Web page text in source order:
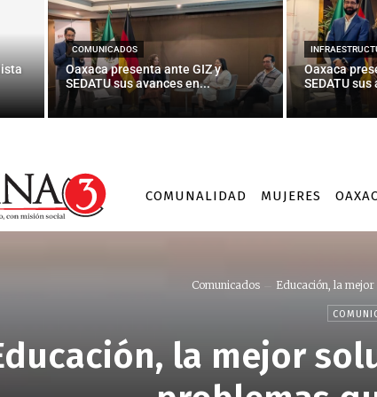
COMUNICADOS
Oaxaca presenta ante GIZ y
SEDATU sus avances en...
Oaxaca
SEDATU
COMUNALIDAD MUJERES
Comunicados Educación, la
la mejor